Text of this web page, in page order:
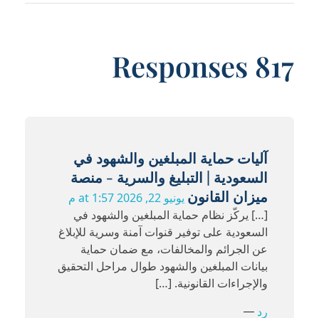
817 Responses
آليات حماية المبلغين والشهود في
السعودية | التبليغ والسرية - منصة
ميزان القانون يونيو 22, 2026 at 1:57 م
[…] يركّز نظام حماية المبلغين والشهود في
السعودية على توفير قنوات آمنة وسرية للإبلاغ
عن الجرائم والمخالفات، مع ضمان حماية
بيانات المبلغين والشهود طوال مراحل التحقيق
والإجراءات القانونية. […]
رد